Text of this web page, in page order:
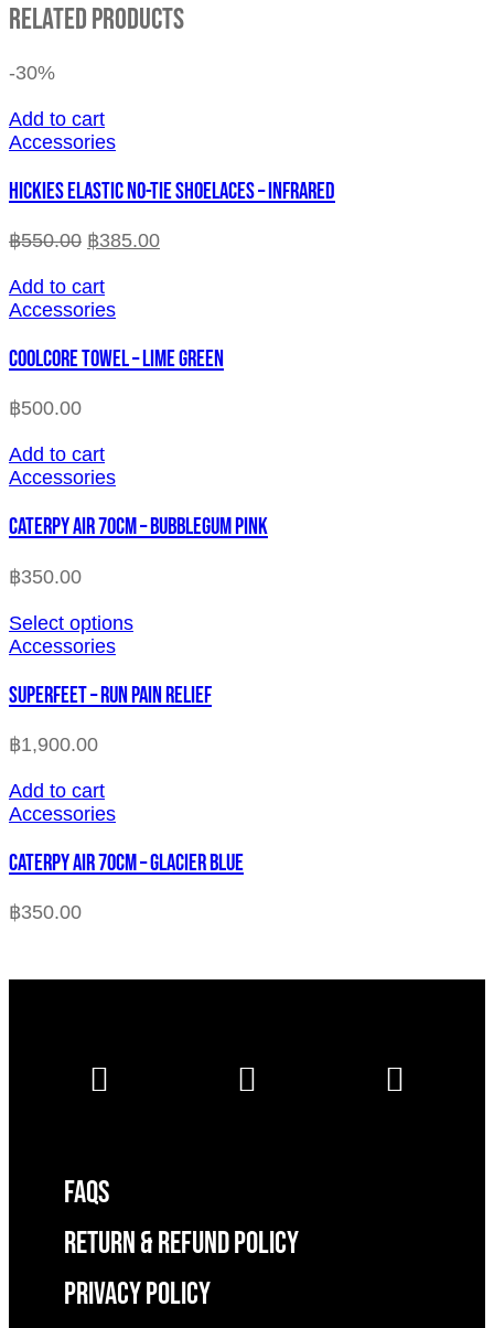
Related Products
-30%
Add to cart
Accessories
HICKIES ELASTIC NO-TIE SHOELACES – INFRARED
฿550.00 ฿385.00
Add to cart
Accessories
COOLCORE TOWEL – LIME GREEN
฿500.00
Add to cart
Accessories
CATERPY AIR 70CM – BUBBLEGUM PINK
฿350.00
Select options
Accessories
SUPERFEET – RUN PAIN RELIEF
฿1,900.00
Add to cart
Accessories
CATERPY AIR 70CM – GLACIER BLUE
฿350.00
FAQS
RETURN & REFUND POLICY
Privacy Policy